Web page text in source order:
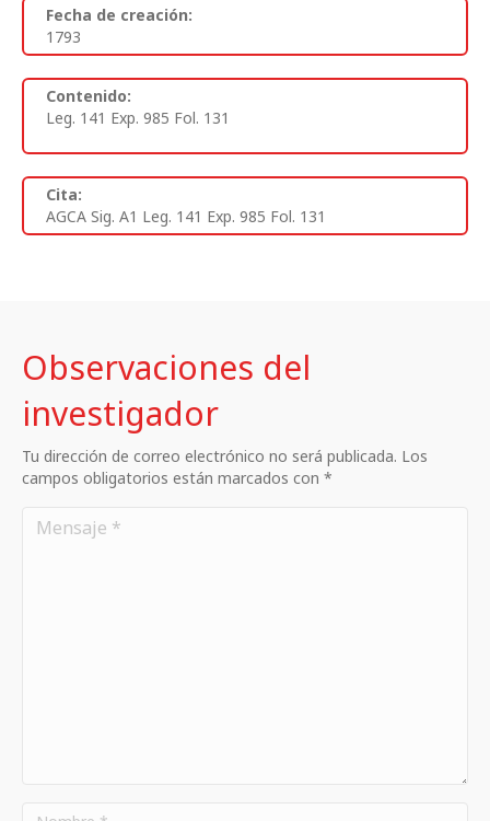
Fecha de creación:
1793
Contenido:
Leg. 141 Exp. 985 Fol. 131
Cita:
AGCA Sig. A1 Leg. 141 Exp. 985 Fol. 131
Observaciones del
investigador
Tu dirección de correo electrónico no será publicada. Los
campos obligatorios están marcados con *